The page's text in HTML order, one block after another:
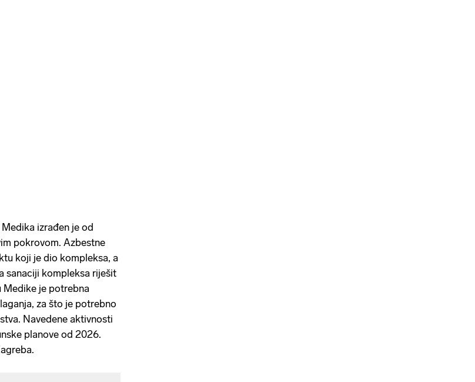
izrađen je od
pokrovom. Azbestne
koji je dio kompleksa, a
sanaciji kompleksa riješit
Medike je potrebna
za što je potrebno
Navedene aktivnosti
planove od 2026.